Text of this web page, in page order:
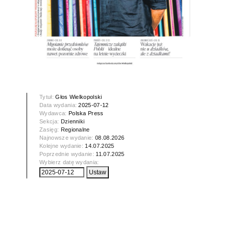
Tytuł:Głos Wielkopolski
Data wydania:2025-07-12
Wydawca: Polska Press
Sekcja: Dzienniki
Zasięg: Regionalne
Najnowsze wydanie:08.08.2026
Kolejne wydanie: 14.07.2025
Poprzednie wydanie: 11.07.2025
Wybierz datę wydania: